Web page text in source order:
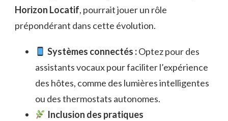
Horizon Locatif, pourrait jouer un rôle
prépondérant dans cette évolution.
Systèmes connectés :Optez pour des
assistants vocaux pour faciliter l’expérience
des hôtes, comme des lumières intelligentes
ou des thermostats autonomes.
Inclusion des pratiques